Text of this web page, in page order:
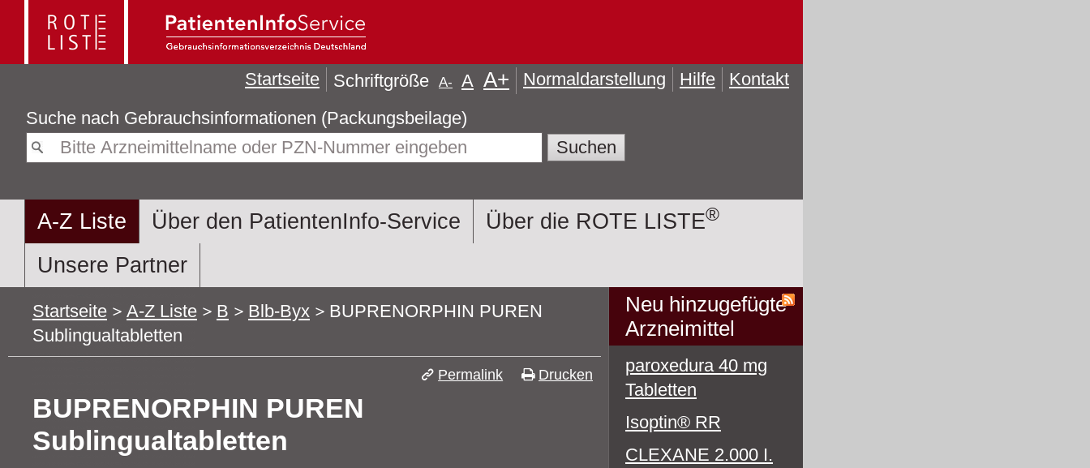
Suche nach Gebrauchsinformationen (Packungsbeilage)
A-Z Liste Über den PatientenInfo-Service Über die ROTE LISTE®
Unsere Partner
Startseite Schriftgröße A- A A+ Normaldarstellung Hilfe Kontakt
Startseite A-Z Liste B Blb-Byx
BUPRENORPHIN PUREN
Sublingualtabletten
BUPRENORPHIN PUREN
Sublingualtabletten
Permalink Drucken
Neu hinzugefügte
Arzneimittel
paroxedura 40 mg
Tabletten
Isoptin® RR
CLEXANE 2.000 I.